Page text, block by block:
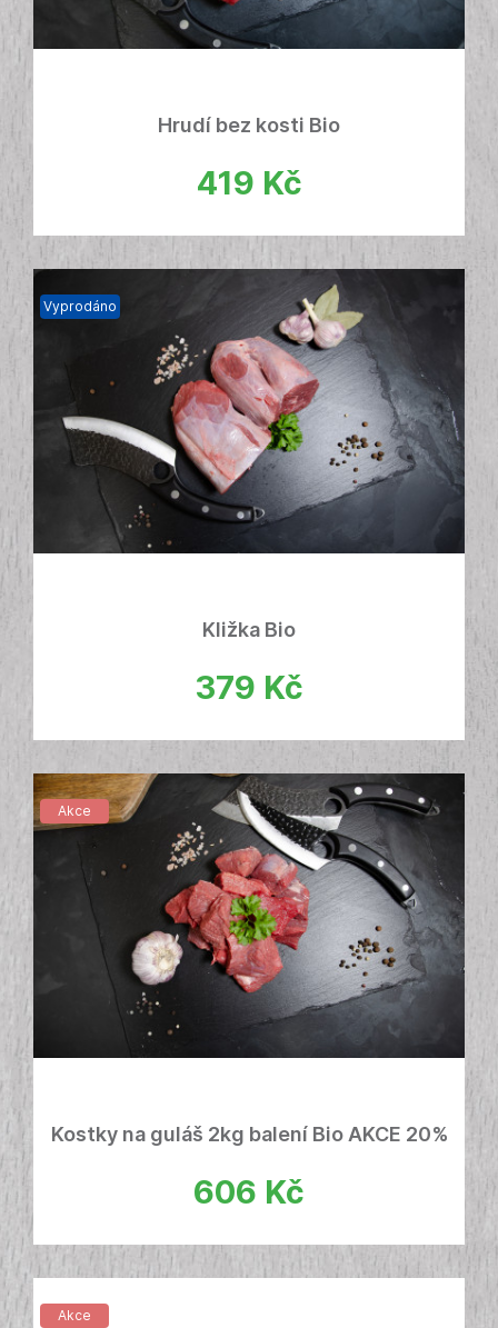
Hrudí bez kosti Bio
419 Kč
Vyprodáno
Kližka Bio
379 Kč
Akce
Kostky na guláš 2kg balení Bio AKCE 20%
606 Kč
Akce